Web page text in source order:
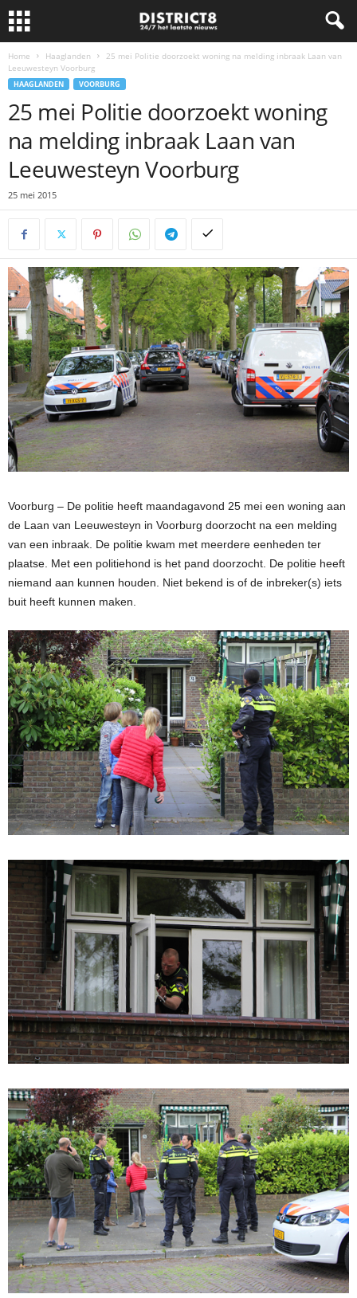
Home Haaglanden
25 mei Politie doorzoekt woning na melding inbraak Laan van
Leeuwesteyn Voorburg
HAAGLANDEN VOORBURG
25 mei Politie doorzoekt woning
na melding inbraak Laan van
Leeuwesteyn Voorburg
25 mei 2015
Voorburg – De politie heeft maandagavond 25 mei een woning aan
de Laan van Leeuwesteyn in Voorburg doorzocht na een melding
van een inbraak. De politie kwam met meerdere eenheden ter
plaatse. Met een politiehond is het pand doorzocht. De politie heeft
niemand aan kunnen houden. Niet bekend is of de inbreker(s) iets
buit heeft kunnen maken.